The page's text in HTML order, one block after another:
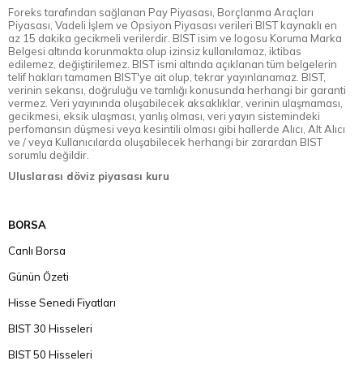
Foreks tarafından sağlanan Pay Piyasası, Borçlanma Araçları
Piyasası, Vadeli İşlem ve Opsiyon Piyasası verileri BIST kaynaklı en
az 15 dakika gecikmeli verilerdir. BIST isim ve logosu Koruma Marka
Belgesi altında korunmakta olup izinsiz kullanılamaz, iktibas
edilemez, değiştirilemez. BIST ismi altında açıklanan tüm belgelerin
telif hakları tamamen BIST'ye ait olup, tekrar yayınlanamaz. BIST,
verinin sekansı, doğruluğu ve tamlığı konusunda herhangi bir garanti
vermez. Veri yayınında oluşabilecek aksaklıklar, verinin ulaşmaması,
gecikmesi, eksik ulaşması, yanlış olması, veri yayın sistemindeki
perfomansın düşmesi veya kesintili olması gibi hallerde Alıcı, Alt Alıcı
ve / veya Kullanıcılarda oluşabilecek herhangi bir zarardan BIST
sorumlu değildir.
Uluslarası döviz piyasası kuru
BORSA
Canlı Borsa
Günün Özeti
Hisse Senedi Fiyatları
BIST 30 Hisseleri
BIST 50 Hisseleri